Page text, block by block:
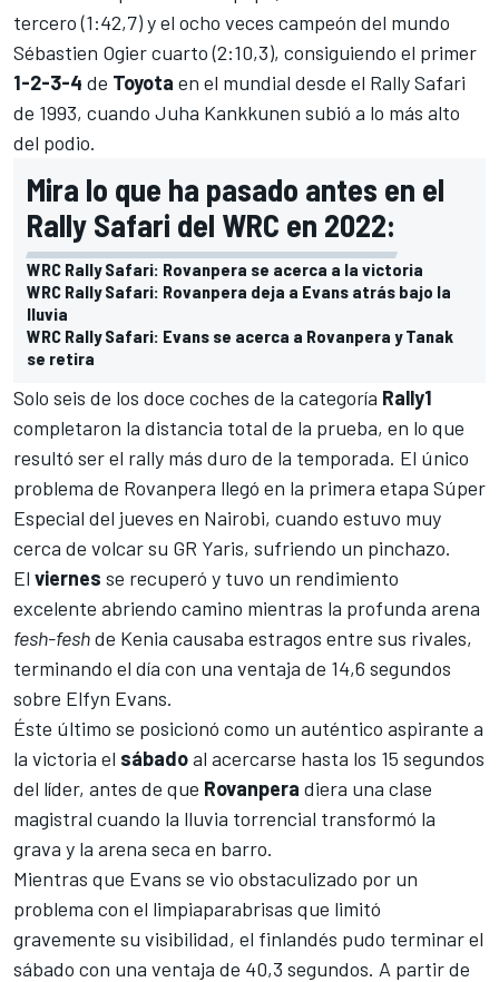
tercero (1:42,7) y el ocho veces campeón del mundo
Sébastien Ogiercuarto (2:10,3), consiguiendo el primer
1-2-3-4 de Toyota en el mundial desde el Rally Safari
de 1993, cuando Juha Kankkunen subió a lo más alto
del podio.
Mira lo que ha pasado antes en el
Rally Safari del WRC en 2022:
WRC Rally Safari: Rovanpera se acerca a la victoria
WRC Rally Safari: Rovanpera deja a Evans atrás bajo la
lluvia
WRC Rally Safari: Evans se acerca a Rovanpera y Tanak
se retira
Solo seis de los doce coches de la categoría Rally1
completaron la distancia total de la prueba, en lo que
resultó ser el rally más duro de la temporada. El único
problema de Rovanpera llegó en la primera etapa Súper
Especial del jueves en Nairobi, cuando estuvo muy
cerca de volcar su GR Yaris, sufriendo un pinchazo.
El viernes se recuperó y tuvo un rendimiento
excelente abriendo camino mientras la profunda arena
fesh-feshde Kenia causaba estragos entre sus rivales,
terminando el día con una ventaja de 14,6 segundos
sobre Elfyn Evans.
Éste último se posicionó como un auténtico aspirante a
la victoria el sábadoal acercarse hasta los 15 segundos
del líder, antes de que Rovanpera diera una clase
magistral cuando la lluvia torrencial transformó la
grava y la arena seca en barro.
Mientras que Evans se vio obstaculizado por un
problema con el limpiaparabrisas que limitó
gravemente su visibilidad, el finlandés pudo terminar el
sábado con una ventaja de 40,3 segundos. A partir de